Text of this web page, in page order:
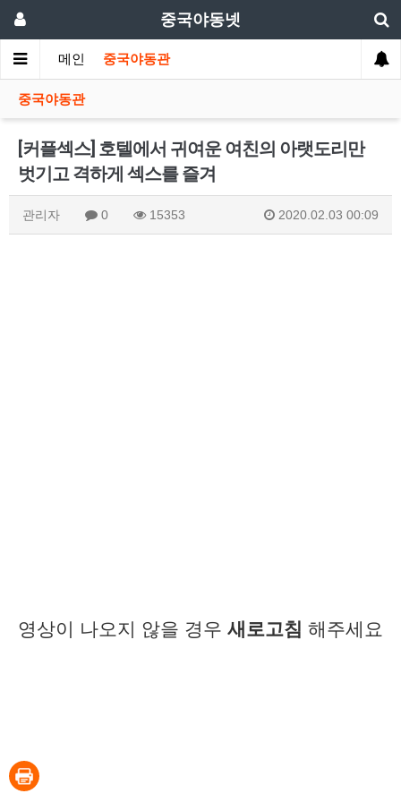
중국야동넷
메인 중국야동관
중국야동관
[커플섹스] 호텔에서 귀여운 여친의 아랫도리만
벗기고 격하게 섹스를 즐겨
관리자 0 15353 2020.02.03 00:09
영상이 나오지 않을 경우 새로고침 해주세요